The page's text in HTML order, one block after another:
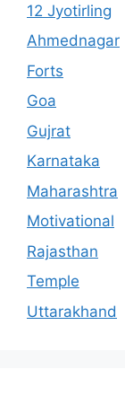
12 Jyotirling
Ahmednagar
Forts
Goa
Gujrat
Karnataka
Maharashtra
Motivational
Rajasthan
Temple
Uttarakhand